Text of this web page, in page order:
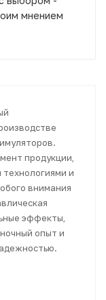
мнением
продукции,
и
внимания
эффекты,
опыт и